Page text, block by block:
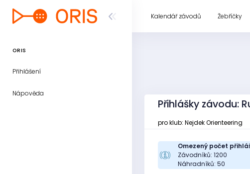
ORIS
Přihlášení
Nápověda
Kalendář závodů Žebříčky
Přihlášky závodu:
pro klub: Nejdek Orienteering
Omezený počet
Závodníků: 1200
Náhradníků: 50